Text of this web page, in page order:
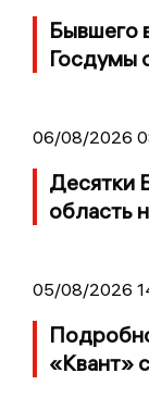
Бывшего
Госдумы
06/08/2026
Десятки
область
05/08/2026
«Квант»